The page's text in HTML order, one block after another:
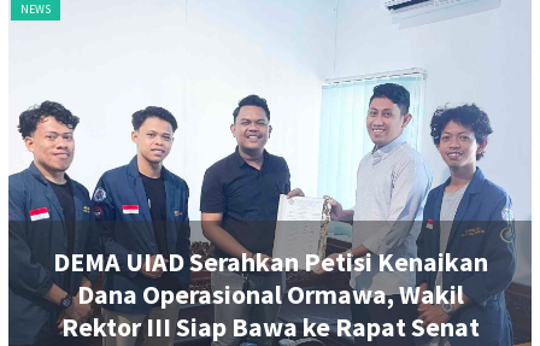
NEWS
DEMA UIAD Serahkan Petisi Kenaikan
Dana Operasional Ormawa, Wakil
Rektor III Siap Bawa ke Rapat Senat